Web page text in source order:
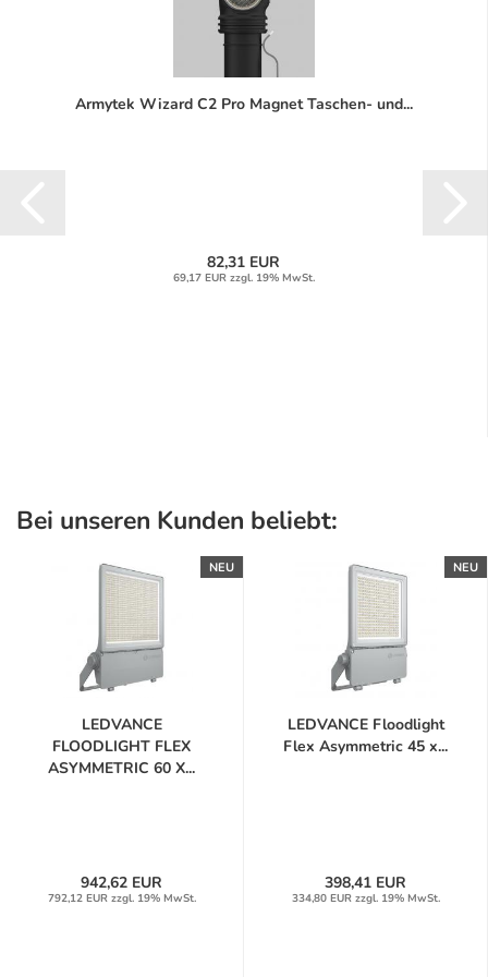
Armytek Wizard C2 Pro Magnet Taschen- und...
82,31 EUR
69,17 EUR zzgl. 19% MwSt.
Bei unseren Kunden beliebt:
NEU
LEDVANCE
FLOODLIGHT FLEX
ASYMMETRIC 60 X...
942,62 EUR
792,12 EUR zzgl. 19% MwSt.
NEU
LEDVANCE Floodlight
Flex Asymmetric 45 x...
398,41 EUR
334,80 EUR zzgl. 19% MwSt.